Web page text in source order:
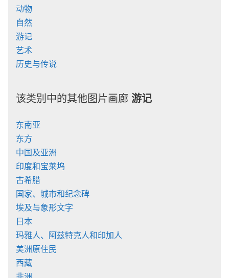
动物
自然
游记
艺术
历史与传说
该类别中的其他图片画廊 游记
东南亚
东方
中国及亚洲
印度和宝莱坞
古希腊
国家、城市和纪念碑
埃及与象形文字
日本
玛雅人、阿兹特克人和印加人
美洲原住民
西藏